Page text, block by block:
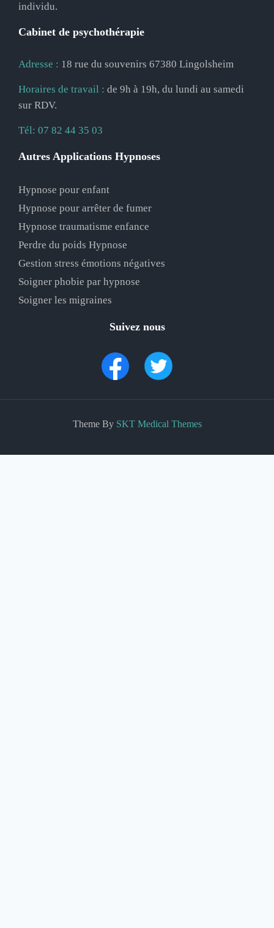
individu.
Cabinet de psychothérapie
Adresse : 18 rue du souvenirs 67380 Lingolsheim
Horaires de travail : de 9h à 19h, du lundi au samedi
sur RDV.
Tél: 07 82 44 35 03
Autres Applications Hypnoses
Hypnose pour enfant
Hypnose pour arrêter de fumer
Hypnose traumatisme enfance
Perdre du poids Hypnose
Gestion stress émotions négatives
Soigner phobie par hypnose
Soigner les migraines
Suivez nous
Theme By SKT Medical Themes